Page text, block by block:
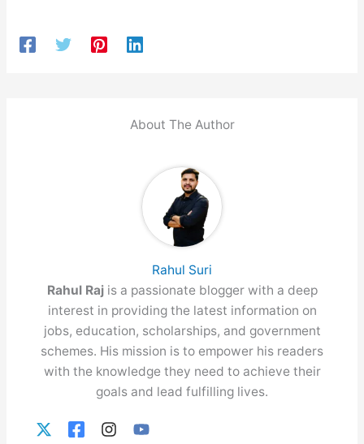
About The Author
Rahul Suri
Rahul Raj is a passionate blogger with a deep
interest in providing the latest information on
jobs, education, scholarships, and government
schemes. His mission is to empower his readers
with the knowledge they need to achieve their
goals and lead fulfilling lives.